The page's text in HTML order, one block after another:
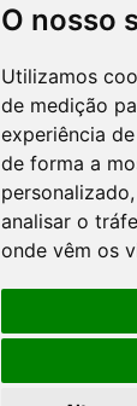
O nosso
Utilizamos
de medição
experiência
de forma a
analisar o
onde vêm os